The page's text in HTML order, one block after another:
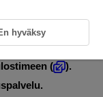
-tulostuspalvelua.
(
).
hyväksy